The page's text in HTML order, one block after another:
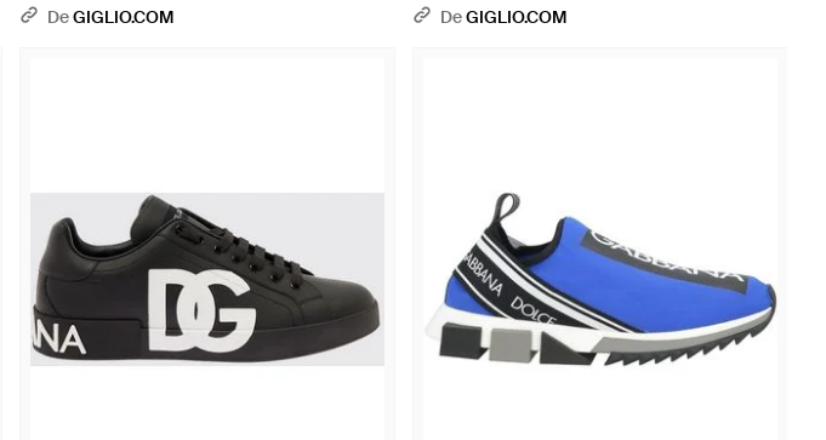
Veau Suédé Avec Logo Imprimé - Marron
DeGIGLIO.COM
Bicolores En Cuir De Veau Avec Monogramme
DeGIGLIO.COM